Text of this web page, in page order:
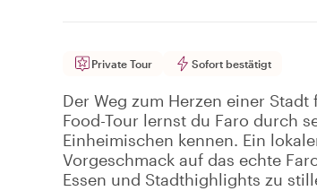
Private Tour Sofort bestätigt
Der Weg zum Herzen einer
Food-Tour lernst du Faro durch
Einheimischen kennen. Ein
Vorgeschmack auf das echte
Essen und Stadthighlights zu